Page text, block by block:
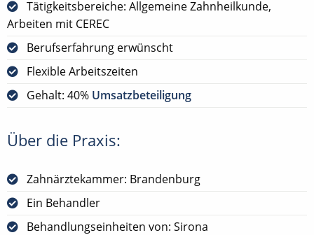
Tätigkeitsbereiche: Allgemeine Zahnheilkunde,
Arbeiten mit CEREC
Berufserfahrung erwünscht
Flexible Arbeitszeiten
Gehalt: 40% Umsatzbeteiligung
Über die Praxis:
Zahnärztekammer: Brandenburg
Ein Behandler
Behandlungseinheiten von: Sirona